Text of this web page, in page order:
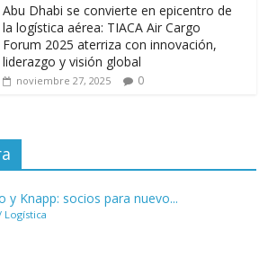
Abu Dhabi se convierte en epicentro de
la logística aérea: TIACA Air Cargo
Forum 2025 aterriza con innovación,
liderazgo y visión global
noviembre 27, 2025 0
y Knapp: socios para nuevo...
Logística